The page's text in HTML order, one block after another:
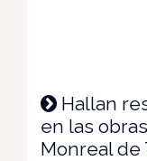
Hallan
en las
Monreal de